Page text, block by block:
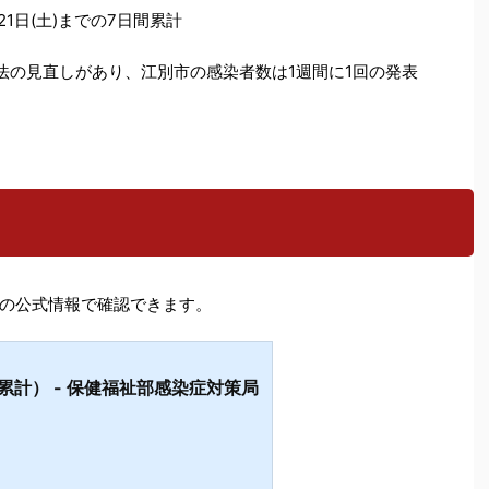
日(土)までの7日間累計
見直しがあり、江別市の感染者数は1週間に1回の発表
公式情報で確認できます。
計） - 保健福祉部感染症対策局